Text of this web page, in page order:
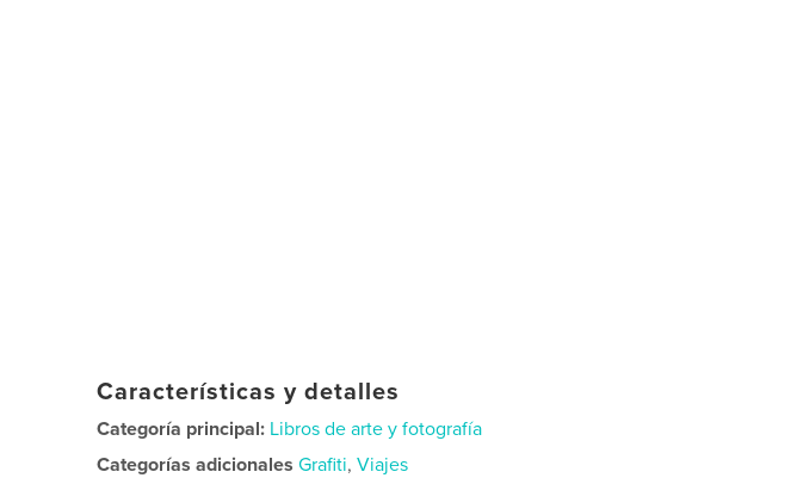
Características y detalles
Categoría principal: Libros de arte y fotografía
Categorías adicionales Grafiti,Viajes